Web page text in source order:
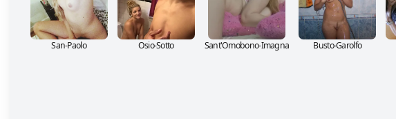
San-Paolo Osio-Sotto Sant'Omobono-Imagna Busto-Garolfo